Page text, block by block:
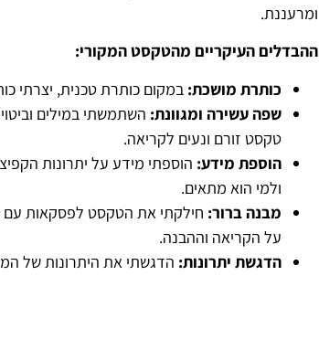
ומרעננת.
ההבדלים העיקריים מהטקסט המקורי:
כותרת מושכת: במקום כותרת טכנית, יצרתי
שפה עשירה ומגוונת: השתמשתי במילים
טקסט זורם ונעים לקריאה.
הוספת מידע: הוספתי מידע על יתרונות
ולמי הוא מתאים.
מבנה ברור: חילקתי את הטקסט לפסקאות עם
על הקריאה וההבנה.
הדגשת יתרונות: הדגשתי את היתרונות של